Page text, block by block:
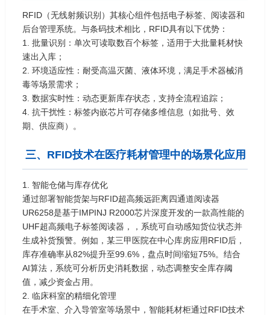
RFID（无线射频识别）其核心组件包括电子标签、阅读器和
后台管理系统。与条码技术相比，RFID具有以下优势：
1. 批量识别：单次可读取数百个标签，适用于大批量耗材快
速出入库；
2. 环境适应性：耐受高温灭菌、液体环境，满足手术器械消
毒等场景需求；
3. 数据实时性：动态更新库存状态，支持全流程追踪；
4. 抗干扰性：标签内嵌芯片可存储多维信息（如批号、效
期、供应商）。
三、RFID技术在医疗耗材管理中的场景化应用
1. 智能仓储与库存优化
通过部署智能货架与RFID超高频远距离四通道阅读器
UR6258是基于IMPINJ R2000芯片深度开发的一款高性能的
UHF超高频电子标签阅读器，，系统可自动感知货位状态并
生成补货预警。例如，某三甲医院在中心库房应用RFID后，
库存准确率从82%提升至99.6%，盘点时间缩短75%。结合
AI算法，系统可分析历史消耗数据，动态调整安全库存阈
值，减少资金占用。
2. 临床科室的精细化管理
在手术室、介入导管室等场景中，智能耗材柜通过RFID技术